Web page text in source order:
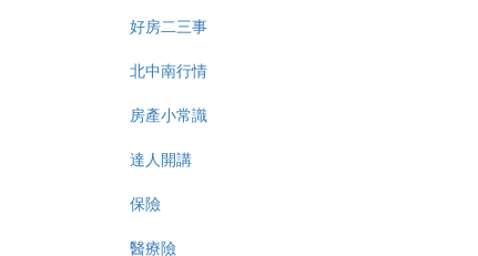
好房二三事
北中南行情
房產小常識
達人開講
保險
醫療險